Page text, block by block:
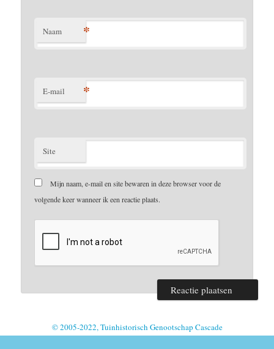
Naam *
E-mail *
Site
Mijn naam, e-mail en site bewaren in deze browser voor de
volgende keer wanneer ik een reactie plaats.
© 2005-2022, Tuinhistorisch Genootschap Cascade